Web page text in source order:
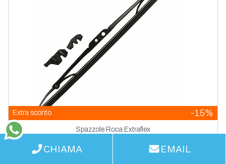
Extra sconto -15%
Spazzole Roca Extraflex
CHIAMA EMAIL
WhatsApp